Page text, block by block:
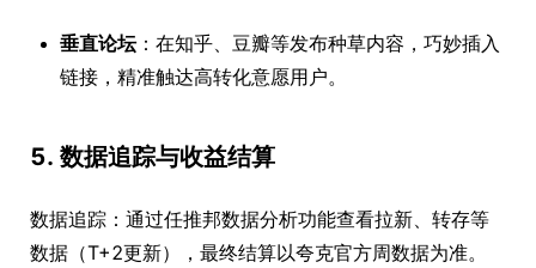
垂直论坛：在知乎、豆瓣等发布种草内容，巧妙插入
链接，精准触达高转化意愿用户。
5. 数据追踪与收益结算
数据追踪：通过任推邦数据分析功能查看拉新、转存等
数据（T+2更新），最终结算以夸克官方周数据为准。